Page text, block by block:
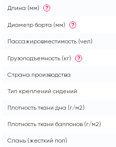
Длина (мм) ?
Диаметр борта (мм) ?
Пассажировместимость (чел)
Грузоподъемность (кг) ?
Страна производства
Тип креплений сидений
Плотность ткани дна (г/м2)
Плотность ткани баллонов (г/м2)
Слань (жесткий пол)